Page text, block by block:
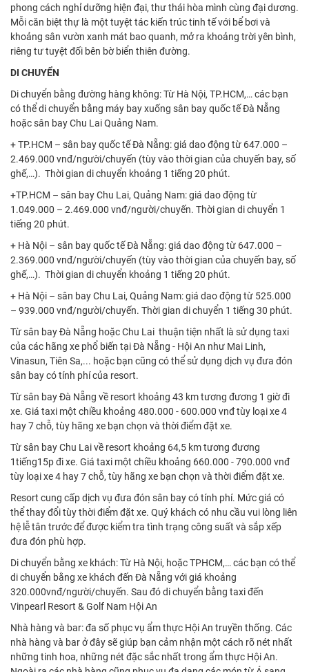
phong cách nghỉ dưỡng hiện đại, thư thái hòa mình cùng đại dương.
Mỗi căn biệt thự là một tuyệt tác kiến trúc tinh tế với bể bơi và
khoảng sân vườn xanh mát bao quanh, mở ra khoảng trời yên bình,
riêng tư tuyệt đối bên bờ biển thiên đường.
DI CHUYỂN
Di chuyển bằng đường hàng không: Từ Hà Nội, TP.HCM,… các bạn
có thể di chuyển bằng máy bay xuống sân bay quốc tế Đà Nẵng
hoặc sân bay Chu Lai Quảng Nam.
+ TP.HCM – sân bay quốc tế Đà Nẵng: giá dao động từ 647.000 –
2.469.000 vnđ/người/chuyến (tùy vào thời gian của chuyến bay, số
ghế,…). Thời gian di chuyển khoảng 1 tiếng 20 phút.
+TP.HCM – sân bay Chu Lai, Quảng Nam: giá dao động từ
1.049.000 – 2.469.000 vnđ/người/chuyến. Thời gian di chuyển 1
tiếng 20 phút.
+ Hà Nội – sân bay quốc tế Đà Nẵng: giá dao động từ 647.000 –
2.369.000 vnđ/người/chuyến (tùy vào thời gian của chuyến bay, số
ghế,…). Thời gian di chuyển khoảng 1 tiếng 20 phút.
+ Hà Nội – sân bay Chu Lai, Quảng Nam: giá dao động từ 525.000
– 939.000 vnđ/người/chuyến. Thời gian di chuyển 1 tiếng 30 phút.
Từ sân bay Đà Nẵng hoặc Chu Lai thuận tiện nhất là sử dụng taxi
của các hãng xe phổ biến tại Đà Nẵng - Hội An như Mai Linh,
Vinasun, Tiên Sa,... hoặc bạn cũng có thể sử dụng dịch vụ đưa đón
sân bay có tính phí của resort.
Từ sân bay Đà Nẵng về resort khoảng 43 km tương đương 1 giờ đi
xe. Giá taxi một chiều khoảng 480.000 - 600.000 vnđ tùy loại xe 4
hay 7 chỗ, tùy hãng xe bạn chọn và thời điểm đặt xe.
Từ sân bay Chu Lai về resort khoảng 64,5 km tương đương
1tiếng15p đi xe. Giá taxi một chiều khoảng 660.000 - 790.000 vnđ
tùy loại xe 4 hay 7 chỗ, tùy hãng xe bạn chọn và thời điểm đặt xe.
Resort cung cấp dịch vụ đưa đón sân bay có tính phí. Mức giá có
thể thay đổi tùy thời điểm đặt xe. Quý khách có nhu cầu vui lòng liên
hệ lễ tân trước để được kiểm tra tình trạng công suất và sắp xếp
đưa đón phù hợp.
Di chuyển bằng xe khách: Từ Hà Nội, hoặc TPHCM,… các bạn có thể
di chuyển bằng xe khách đến Đà Nẵng với giá khoảng
320.000vnđ/người/chuyến. Sau đó di chuyển bằng taxi đến
Vinpearl Resort & Golf Nam Hội An
Nhà hàng và bar: đa số phục vụ ẩm thực Hội An truyền thống. Các
nhà hàng và bar ở đây sẽ giúp bạn cảm nhận một cách rõ nét nhất
những tinh hoa, những nét đặc sắc nhất trong ẩm thực Hội An.